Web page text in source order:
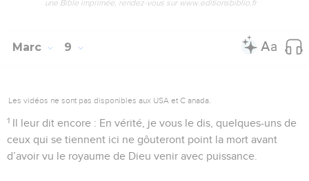
une Bible imprimée, rendez-vous sur www.editionsbiblio.fr
Marc 9
Les vidéos ne sont pas disponibles aux USA et C anada.
1 Il leur dit encore : En vérité, je vous le dis, quelques-uns de
ceux qui se tiennent ici ne gôuteront point la mort avant
d’avoir vu le royaume de Dieu venir avec puissance.